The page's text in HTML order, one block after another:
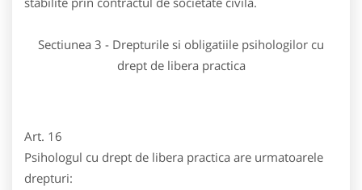
Sectiunea 3 - Drepturile si obligatiile psihologilor cu
drept de libera practica
Art. 16
Psihologul cu drept de libera practica are urmatoarele
drepturi: